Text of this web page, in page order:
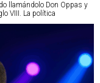
llamándolo Don Oppas y
VIII. La política